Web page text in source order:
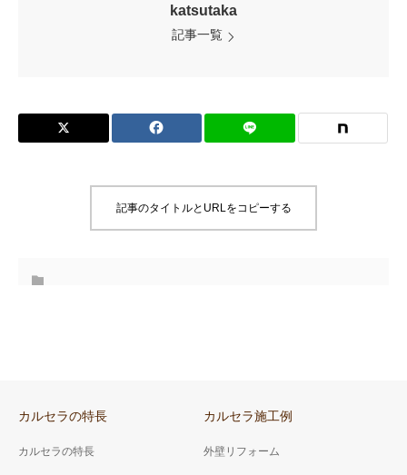
katsutaka
記事一覧
記事のタイトルとURLをコピーする
カルセラの特長
カルセラの特長
カルセラ施工例
外壁リフォーム